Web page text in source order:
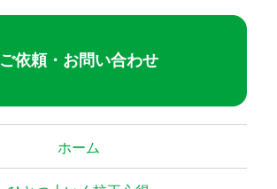
ご依頼・お問い合わせ
ホーム